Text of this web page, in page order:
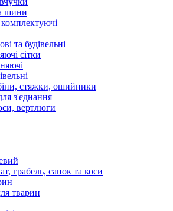
шини
та будівельні
сітки
стяжки, ошийники
з'єднання
вертлюги
грабель, сапок та коси
тварин